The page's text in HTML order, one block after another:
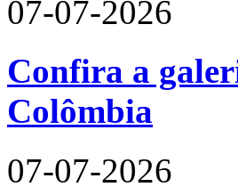
07-07-2026
Confira a
Colômbia
07-07-2026